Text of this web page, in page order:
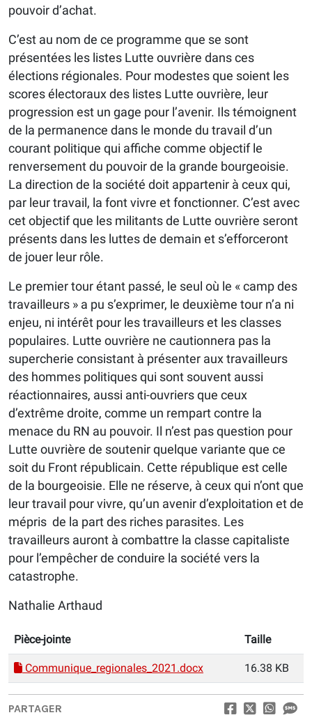
pouvoir d’achat.
C’est au nom de ce programme que se sont
présentées les listes Lutte ouvrière dans ces
élections régionales. Pour modestes que soient les
scores électoraux des listes Lutte ouvrière, leur
progression est un gage pour l’avenir. Ils témoignent
de la permanence dans le monde du travail d’un
courant politique qui affiche comme objectif le
renversement du pouvoir de la grande bourgeoisie.
La direction de la société doit appartenir à ceux qui,
par leur travail, la font vivre et fonctionner. C’est avec
cet objectif que les militants de Lutte ouvrière seront
présents dans les luttes de demain et s’efforceront
de jouer leur rôle.
Le premier tour étant passé, le seul où le « camp des
travailleurs » a pu s’exprimer, le deuxième tour n’a ni
enjeu, ni intérêt pour les travailleurs et les classes
populaires. Lutte ouvrière ne cautionnera pas la
supercherie consistant à présenter aux travailleurs
des hommes politiques qui sont souvent aussi
réactionnaires, aussi anti-ouvriers que ceux
d’extrême droite, comme un rempart contre la
menace du RN au pouvoir. Il n’est pas question pour
Lutte ouvrière de soutenir quelque variante que ce
soit du Front républicain. Cette république est celle
de la bourgeoisie. Elle ne réserve, à ceux qui n’ont que
leur travail pour vivre, qu’un avenir d’exploitation et de
mépris de la part des riches parasites. Les
travailleurs auront à combattre la classe capitaliste
pour l’empêcher de conduire la société vers la
catastrophe.
Nathalie Arthaud
Pièce-jointe Taille
Communique_regionales_2021.docx 16.38 KB
PARTAGER